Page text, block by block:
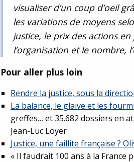
visualiser d’un coup d’oeil
les variations de moyens
justice, le prix des actions en
l’organisation et le nombre,
Pour aller plus loin
Rendre la justice, sous la
La balance, le glaive et les
greffes… et 35.682 dossiers en
Jean-Luc Loyer
Justice, une faillite française ?
« Il faudrait 100 ans à la France